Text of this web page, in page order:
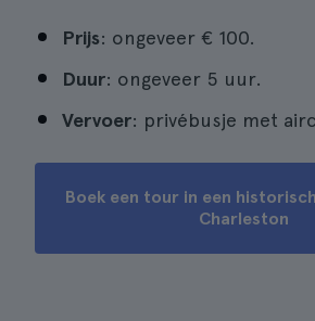
Prijs: ongeveer € 100.
Duur: ongeveer 5 uur.
Vervoer: privébusje met
Boek een tour in een
Charleston